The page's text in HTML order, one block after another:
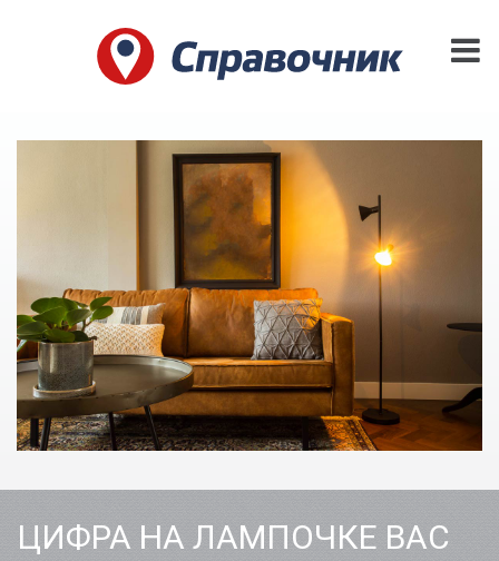
ЦИФРА НА ЛАМПОЧКЕ ВАС